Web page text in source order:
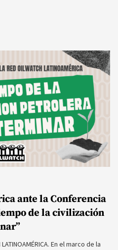
ante la Conferencia
de la civilización
LATINOAMÉRICA. En el marco de la